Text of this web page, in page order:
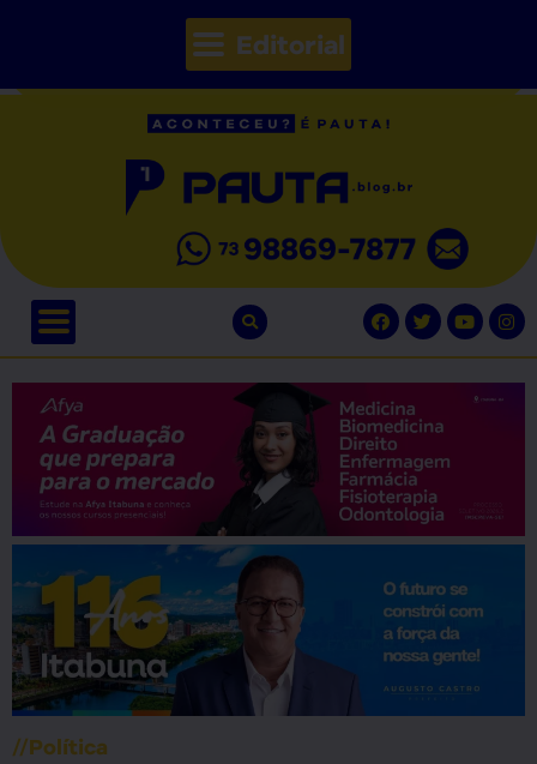
Editorial
//Política